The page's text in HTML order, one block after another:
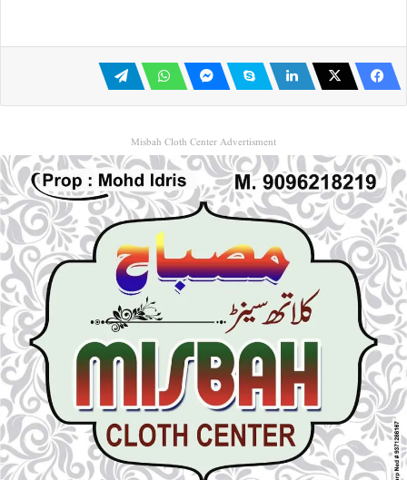
Misbah Cloth Center Advertisment